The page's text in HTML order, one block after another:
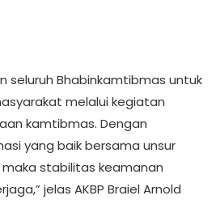
seluruh Bhabinkamtibmas untuk
melalui kegiatan
kamtibmas. Dengan
yang baik bersama unsur
stabilitas keamanan
jelas AKBP Braiel Arnold